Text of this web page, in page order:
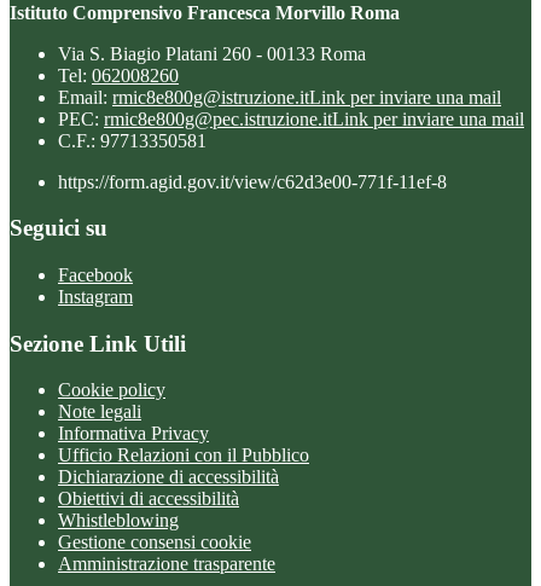
Istituto Comprensivo Francesca Morvillo Roma
Via S. Biagio Platani 260 - 00133 Roma
Tel: 062008260
Email: rmic8e800g@istruzione.itLink per inviare una mail
PEC: rmic8e800g@pec.istruzione.itLink per inviare una mail
C.F.: 97713350581
https://form.agid.gov.it/view/c62d3e00-771f-11ef-8
Seguici su
Facebook
Instagram
Sezione Link Utili
Cookie policy
Note legali
Informativa Privacy
Ufficio Relazioni con il Pubblico
Dichiarazione di accessibilità
Obiettivi di accessibilità
Whistleblowing
Gestione consensi cookie
Amministrazione trasparente